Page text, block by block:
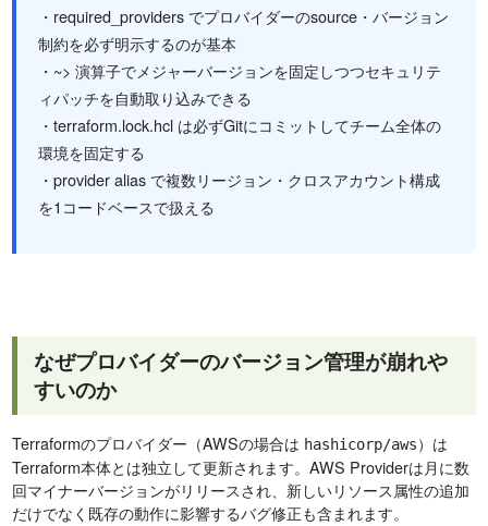
・required_providers でプロバイダーのsource・バージョン
制約を必ず明示するのが基本
・~> 演算子でメジャーバージョンを固定しつつセキュリテ
ィパッチを自動取り込みできる
・terraform.lock.hcl は必ずGitにコミットしてチーム全体の
環境を固定する
・provider alias で複数リージョン・クロスアカウント構成
を1コードベースで扱える
なぜプロバイダーのバージョン管理が崩れや
すいのか
Terraformのプロバイダー（AWSの場合は hashicorp/aws）は
Terraform本体とは独立して更新されます。AWS Providerは月に数
回マイナーバージョンがリリースされ、新しいリソース属性の追加
だけでなく既存の動作に影響するバグ修正も含まれます。